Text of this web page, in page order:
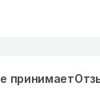
принимает